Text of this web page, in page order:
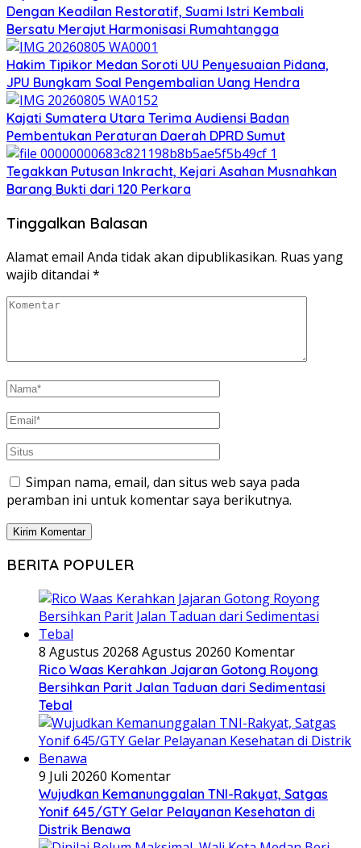
Dengan Keadilan Restoratif, Suami Istri Kembali
Bersatu Merajut Harmonisasi Rumahtangga
Hakim Tipikor Medan Soroti UU Penyesuaian Pidana,
JPU Bungkam Soal Pengembalian Uang Hendra
Kajati Sumatera Utara Terima Audiensi Badan
Pembentukan Peraturan Daerah DPRD Sumut
Tegakkan Putusan Inkracht, Kejari Asahan Musnahkan
Barang Bukti dari 120 Perkara
Tinggalkan Balasan
Alamat email Anda tidak akan dipublikasikan. Ruas yang
wajib ditandai *
Simpan nama, email, dan situs web saya pada
peramban ini untuk komentar saya berikutnya.
BERITA POPULER
8 Agustus 20268 Agustus 20260 Komentar
Rico Waas Kerahkan Jajaran Gotong Royong
Bersihkan Parit Jalan Taduan dari Sedimentasi
Tebal
9 Juli 20260 Komentar
Wujudkan Kemanunggalan TNI-Rakyat, Satgas
Yonif 645/GTY Gelar Pelayanan Kesehatan di
Distrik Benawa